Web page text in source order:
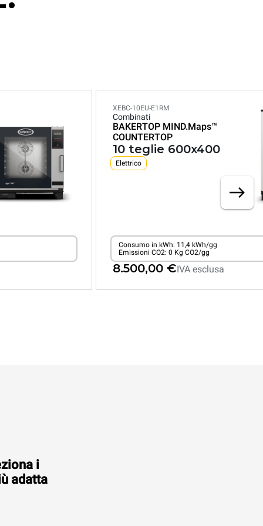
XEBC-10EU-E1RM
Combinati
BAKERTOP MIND.Maps™
COUNTERTOP
10 teglie 600x400
Elettrico
Consumo in kWh: 11,4 kWh/gg
Emissioni CO2: 0 Kg CO2/gg
8.500,00 €IVA esclusa
i
adatta